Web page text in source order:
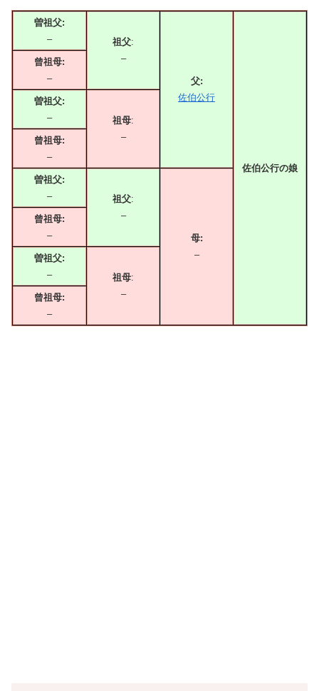
曽祖父:
–
祖父:
–
父:
佐伯公行
佐伯公行の娘
曾祖母:
–
曽祖父:
–
祖母:
–
曾祖母:
–
曽祖父:
–
祖父:
–
母:
–
曾祖母:
–
曽祖父:
–
祖母:
–
曾祖母:
–